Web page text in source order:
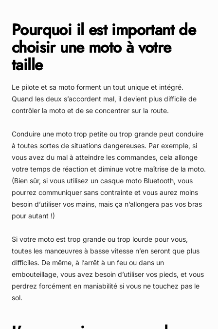
Pourquoi il est important de
choisir une moto à votre
taille
Le pilote et sa moto forment un tout unique et intégré.
Quand les deux s’accordent mal, il devient plus difficile de
contrôler la moto et de se concentrer sur la route.
Conduire une moto trop petite ou trop grande peut conduire
à toutes sortes de situations dangereuses. Par exemple, si
vous avez du mal à atteindre les commandes, cela allonge
votre temps de réaction et diminue votre maîtrise de la moto.
(Bien sûr, si vous utilisez un casque moto Bluetooth, vous
pourrez communiquer sans contrainte et vous aurez moins
besoin d’utiliser vos mains, mais ça n’allongera pas vos bras
pour autant !)
Si votre moto est trop grande ou trop lourde pour vous,
toutes les manœuvres à basse vitesse n’en seront que plus
difficiles. De même, à l’arrêt à un feu ou dans un
embouteillage, vous avez besoin d’utiliser vos pieds, et vous
perdrez forcément en maniabilité si vous ne touchez pas le
sol.